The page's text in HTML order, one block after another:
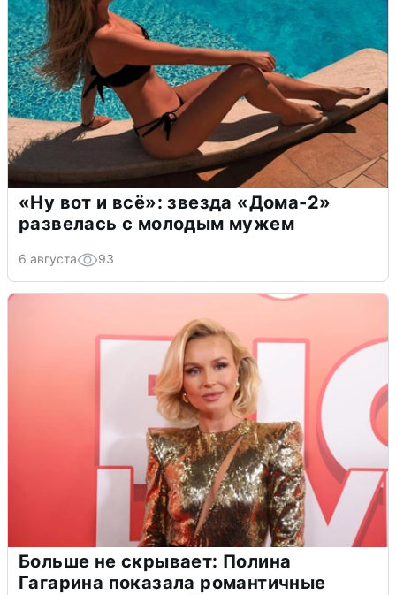
«Ну вот и всё»: звезда «Дома-2»
развелась с молодым мужем
6 августа 93
Больше не скрывает: Полина
Гагарина показала романтичные